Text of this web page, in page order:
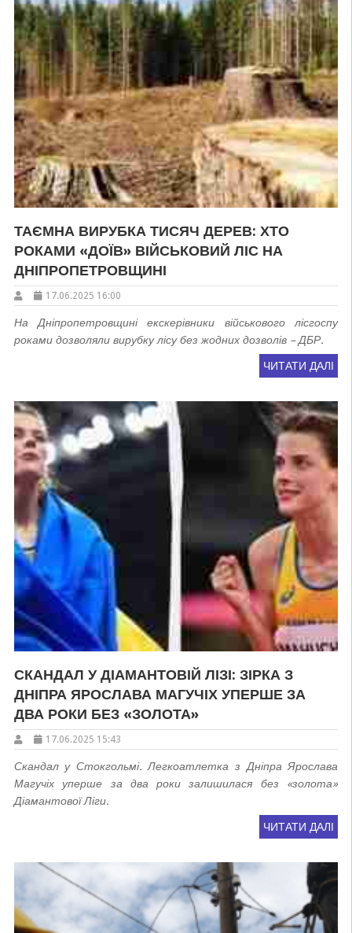
ТАЄМНА ВИРУБКА ТИСЯЧ ДЕРЕВ: ХТО
РОКАМИ «ДОЇВ» ВІЙСЬКОВИЙ ЛІС НА
ДНІПРОПЕТРОВЩИНІ
17.06.2025 16:00
На Дніпропетровщині екскерівники військового лісгоспу
роками дозволяли вирубку лісу без жодних дозволів – ДБР.
ЧИТАТИ ДАЛІ
СКАНДАЛ У ДІАМАНТОВІЙ ЛІЗІ: ЗІРКА З
ДНІПРА ЯРОСЛАВА МАГУЧІХ УПЕРШЕ ЗА
ДВА РОКИ БЕЗ «ЗОЛОТА»
17.06.2025 15:43
Скандал у Стокгольмі. Легкоатлетка з Дніпра Ярослава
Магучіх уперше за два роки залишилася без «золота»
Діамантової Ліги.
ЧИТАТИ ДАЛІ